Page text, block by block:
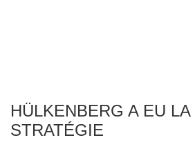
HÜLKENBERG A EU
STRATÉGIE